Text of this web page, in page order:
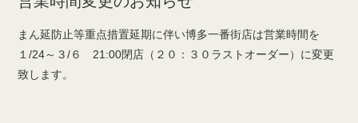
まん延防止等重点措置延期に伴い博多一番街店は営業時間を
１/24～３/６ 21:00閉店（２０：３０ラストオーダー）に変更
致します。